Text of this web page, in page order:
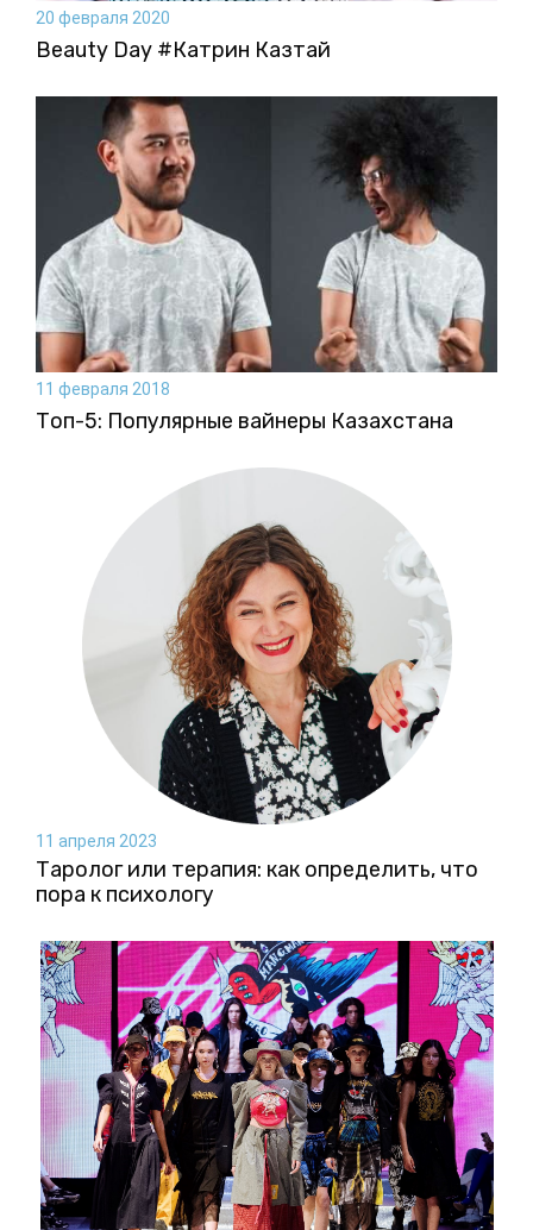
20 февраля 2020
Beauty Day #Катрин Казтай
11 февраля 2018
Топ-5: Популярные вайнеры Казахстана
11 апреля 2023
Таролог или терапия: как определить, что
пора к психологу